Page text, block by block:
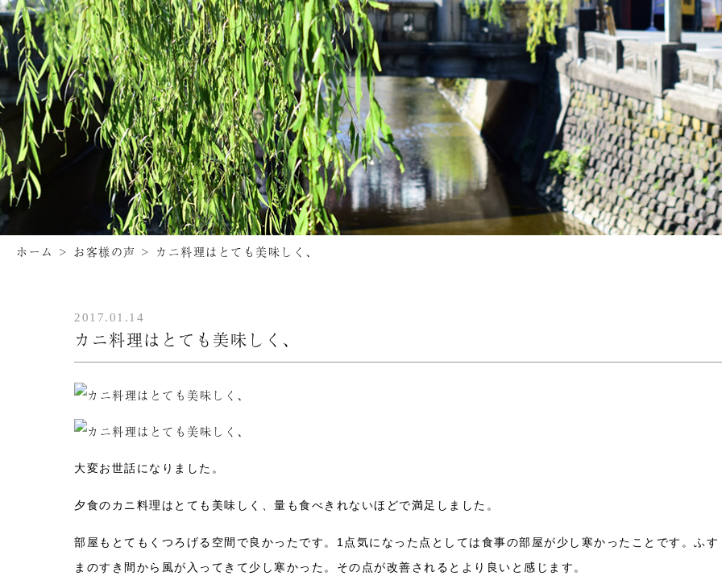
ホーム > お客様の声 > カニ料理はとても美味しく、
2017.01.14
カニ料理はとても美味しく、
大変お世話になりました。
夕食のカニ料理はとても美味しく、量も食べきれないほどで満足しました。
部屋もとてもくつろげる空間で良かったです。1点気になった点としては食事の部屋が少し寒かったことです。ふす
まのすき間から風が入ってきて少し寒かった。その点が改善されるとより良いと感じます。